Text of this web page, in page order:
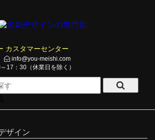
カスタマーセンター
info@you-meishi.com
17：30（休業日を除く）
ザイン